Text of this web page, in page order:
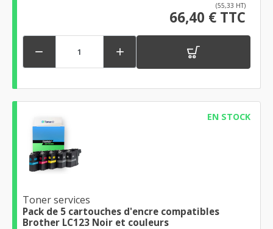
(55,33 HT)
66,40 € TTC
 
EN STOCK
Toner services
Pack de 5 cartouches d'encre compatibles
Brother LC123 Noir et couleurs